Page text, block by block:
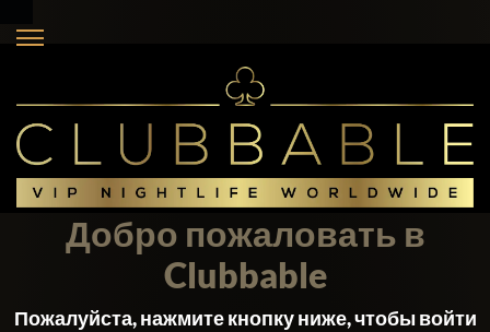
Добро пожаловать в
Clubbable
Пожалуйста, нажмите кнопку ниже, чтобы войти